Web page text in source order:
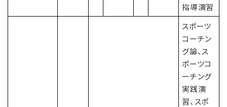
指導演習
スポーツ
コーチン
グ論、ス
ポーツコ
ーチング
実践演
習、スポ